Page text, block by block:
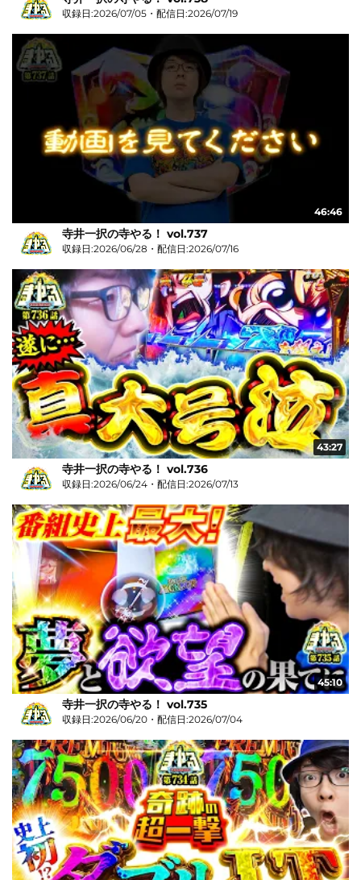
収録日:2026/07/05・配信日:2026/07/19
46:46
寺井一択の寺やる！ vol.737
収録日:2026/06/28・配信日:2026/07/16
43:27
寺井一択の寺やる！ vol.736
収録日:2026/06/24・配信日:2026/07/13
45:10
寺井一択の寺やる！ vol.735
収録日:2026/06/20・配信日:2026/07/04